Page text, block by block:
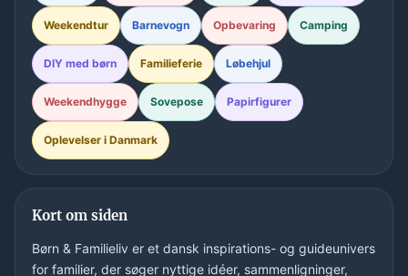
Weekendtur Barnevogn Opbevaring Camping
DIY med børn Familieferie Løbehjul
Weekendhygge Sovepose Papirfigurer
Oplevelser i Danmark
Kort om siden
Børn & Familieliv er et dansk inspirations- og guideunivers
for familier, der søger nyttige idéer, sammenligninger,